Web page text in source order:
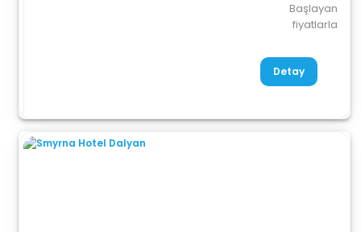
Başlayan
fiyatlarla
Detay